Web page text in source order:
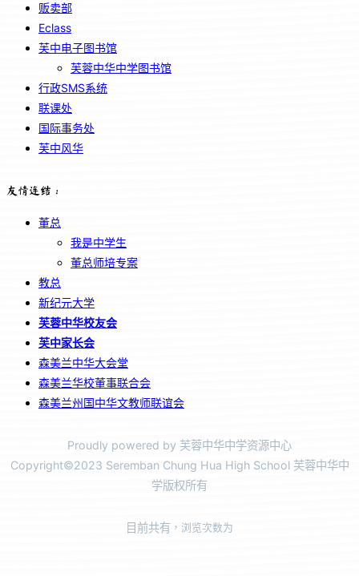
贩卖部
Eclass
芙中电子图书馆
芙蓉中华中学图书馆
行政SMS系统
联课处
国际事务处
芙中风华
友情连结：
董总
我是中学生
董总师培专案
教总
新纪元大学
芙蓉中华校友会
芙中家长会
森美兰中华大会堂
森美兰华校董事联合会
森美兰州国中华文教师联谊会
Proudly powered by 芙蓉中华中学资源中心
Copyright©2023 Seremban Chung Hua High School 芙蓉中华中
学版权所有
目前共有 ，浏览次数为